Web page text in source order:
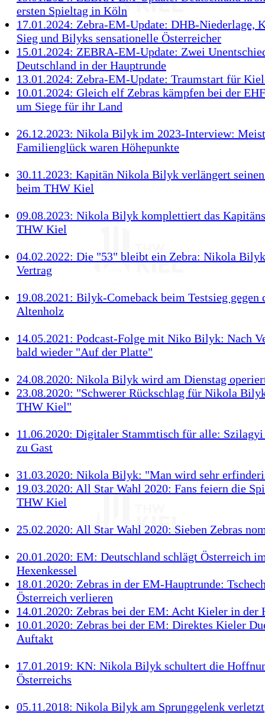
ersten Spieltag in Köln
17.01.2024: Zebra-EM-Update: DHB-Niederlage,
Sieg und Bilyks sensationelle Österreicher
15.01.2024: ZEBRA-EM-Update: Zwei
Deutschland in der Hauptrunde
13.01.2024: Zebra-EM-Update: Traumstart für
10.01.2024: Gleich elf Zebras kämpfen bei der
um Siege für ihr Land
26.12.2023: Nikola Bilyk im 2023-Interview:
Familienglück waren Höhepunkte
30.11.2023: Kapitän Nikola Bilyk verlängert
beim THW Kiel
09.08.2023: Nikola Bilyk komplettiert das
THW Kiel
04.02.2022: Die "53" bleibt ein Zebra: Nikola
Vertrag
19.08.2021: Bilyk-Comeback beim Testsieg gegen
Altenholz
14.05.2021: Podcast-Folge mit Niko Bilyk: Nach
bald wieder "Auf der Platte"
24.08.2020: Nikola Bilyk wird am Dienstag
23.08.2020: "Schwerer Rückschlag für Nikola
THW Kiel"
11.06.2020: Digitaler Stammtisch für alle:
zu Gast
31.03.2020: Nikola Bilyk: "Man wird sehr
19.03.2020: All Star Wahl 2020: Fans feiern die
THW Kiel
25.02.2020: All Star Wahl 2020: Sieben Zebras
20.01.2020: EM: Deutschland schlägt Österreich
Hexenkessel
18.01.2020: Zebras in der EM-Hauptrunde:
Österreich verlieren
14.01.2020: Zebras bei der EM: Acht Kieler in der
10.01.2020: Zebras bei der EM: Direktes Kieler
Auftakt
17.01.2019: KN: Nikola Bilyk schultert die
Österreichs
05.11.2018: Nikola Bilyk am Sprunggelenk verletzt